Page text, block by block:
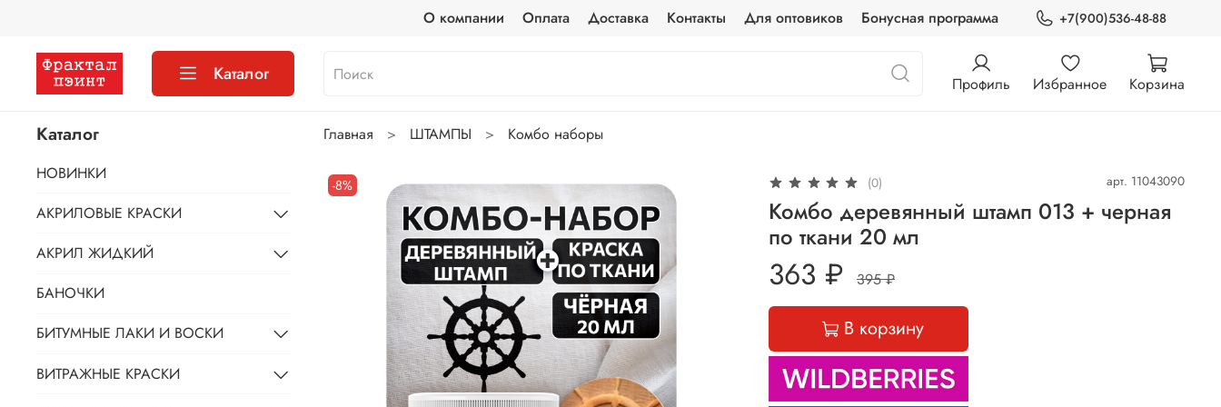
О компании Оплата Доставка Контакты Для оптовиков Бонусная программа +7(900)536-48-88
Каталог Профиль Избранное Корзина
Главная ШТАМПЫ Комбо наборы
-8% (0) арт. 11043090
Комбо деревянный штамп 013 + черная
по ткани 20 мл
363 ₽ 395 ₽
В корзину
Каталог
НОВИНКИ
АКРИЛОВЫЕ КРАСКИ
АКРИЛ ЖИДКИЙ
БАНОЧКИ
БИТУМНЫЕ ЛАКИ И ВОСКИ
ВИТРАЖНЫЕ КРАСКИ